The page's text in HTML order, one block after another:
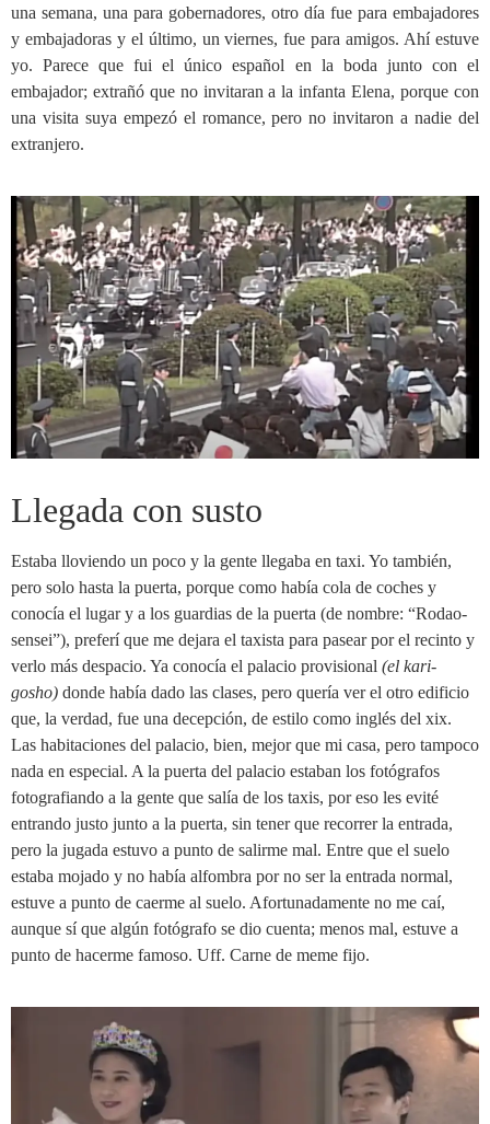
una semana, una para gobernadores, otro día fue para embajadores
y embajadoras y el último, un viernes, fue para amigos. Ahí estuve
yo. Parece que fui el único español en la boda junto con el
embajador; extrañó que no invitaran a la infanta Elena, porque con
una visita suya empezó el romance, pero no invitaron a nadie del
extranjero.
Llegada con susto
Estaba lloviendo un poco y la gente llegaba en taxi. Yo también,
pero solo hasta la puerta, porque como había cola de coches y
conocía el lugar y a los guardias de la puerta (de nombre: “Rodao-
sensei”), preferí que me dejara el taxista para pasear por el recinto y
verlo más despacio. Ya conocía el palacio provisional (el kari-
gosho) donde había dado las clases, pero quería ver el otro edificio
que, la verdad, fue una decepción, de estilo como inglés del xix.
Las habitaciones del palacio, bien, mejor que mi casa, pero tampoco
nada en especial. A la puerta del palacio estaban los fotógrafos
fotografiando a la gente que salía de los taxis, por eso les evité
entrando justo junto a la puerta, sin tener que recorrer la entrada,
pero la jugada estuvo a punto de salirme mal. Entre que el suelo
estaba mojado y no había alfombra por no ser la entrada normal,
estuve a punto de caerme al suelo. Afortunadamente no me caí,
aunque sí que algún fotógrafo se dio cuenta; menos mal, estuve a
punto de hacerme famoso. Uff. Carne de meme fijo.